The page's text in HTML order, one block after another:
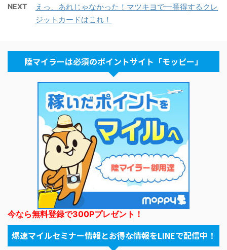
NEXT
えっ、あれじゃなかった！マツキヨで一番得するクレ
ジットカードはこれ！
陸マイラーは必須のポイントサイト「モッピー」
今なら無料登録で300Pプレゼント！
爆速マイルセミナー情報とお得な情報をLINEで配信中！